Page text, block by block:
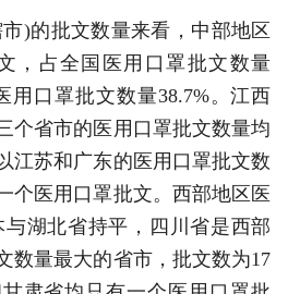
)的批文数量来看，中部地区
，占全国医用口罩批文数量
用口罩批文数量38.7%。江西
个省市的医用口罩批文数量均
江苏和广东的医用口罩批文数
个医用口罩批文。西部地区医
湖北省持平，四川省是西部
数量最大的省市，批文数为17